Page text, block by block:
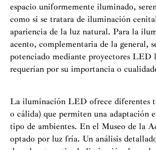
espacio uniformemente iluminado,
como si se tratara de iluminación
apariencia de la luz natural. Para la
acento, complementaria de la general,
potenciado mediante proyectores LED
requerían por su importancia o
La iluminación LED ofrece diferentes
o cálida) que permiten una adaptación
tipo de ambientes. En el Museo de la
optado por luz fría. Un análisis